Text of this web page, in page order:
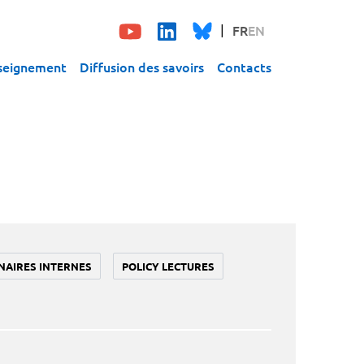
FREN
Diffusion des savoirs Contacts
INTERNES POLICY LECTURES